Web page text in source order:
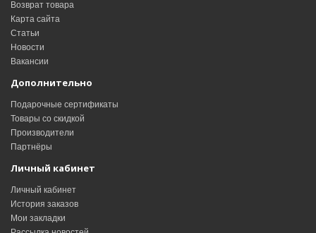
Возврат товара
Карта сайта
Статьи
Новости
Вакансии
Дополнительно
Подарочные сертификаты
Товары со скидкой
Производители
Партнёры
Личный кабинет
Личный кабинет
История заказов
Мои закладки